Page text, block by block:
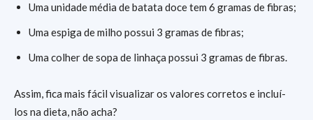
Uma unidade média de batata doce tem 6 gramas de fibras;
Uma espiga de milho possui 3 gramas de fibras;
Uma colher de sopa de linhaça possui 3 gramas de fibras.
Assim, fica mais fácil visualizar os valores corretos e incluí-
los na dieta, não acha?